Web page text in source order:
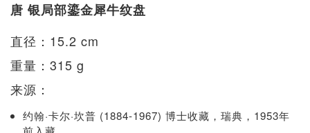
唐 银局部鎏金犀牛纹盘
直径：15.2 cm
重量：315 g
来源：
约翰·卡尔·坎普 (1884-1967) 博士收藏，瑞典，1953年